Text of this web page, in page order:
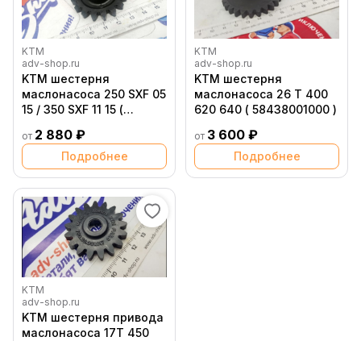
KTM
adv-shop.ru
KTM шестерня
маслонасоса 250 SXF 05
15 / 350 SXF 11 15 (
77038006000 )
от 2 880 ₽
Подробнее
KTM
adv-shop.ru
KTM шестерня
маслонасоса 26 Т 400
620 640 ( 58438001000 )
от 3 600 ₽
Подробнее
KTM
adv-shop.ru
KTM шестерня привода
маслонасоса 17T 450